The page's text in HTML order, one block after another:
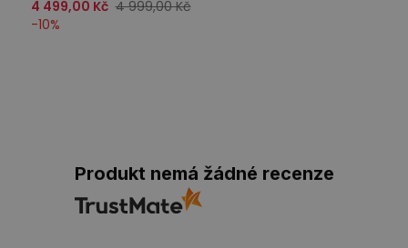
4 499,00 Kč 4 999,00 Kč
-10%
Produkt nemá žádné recenze